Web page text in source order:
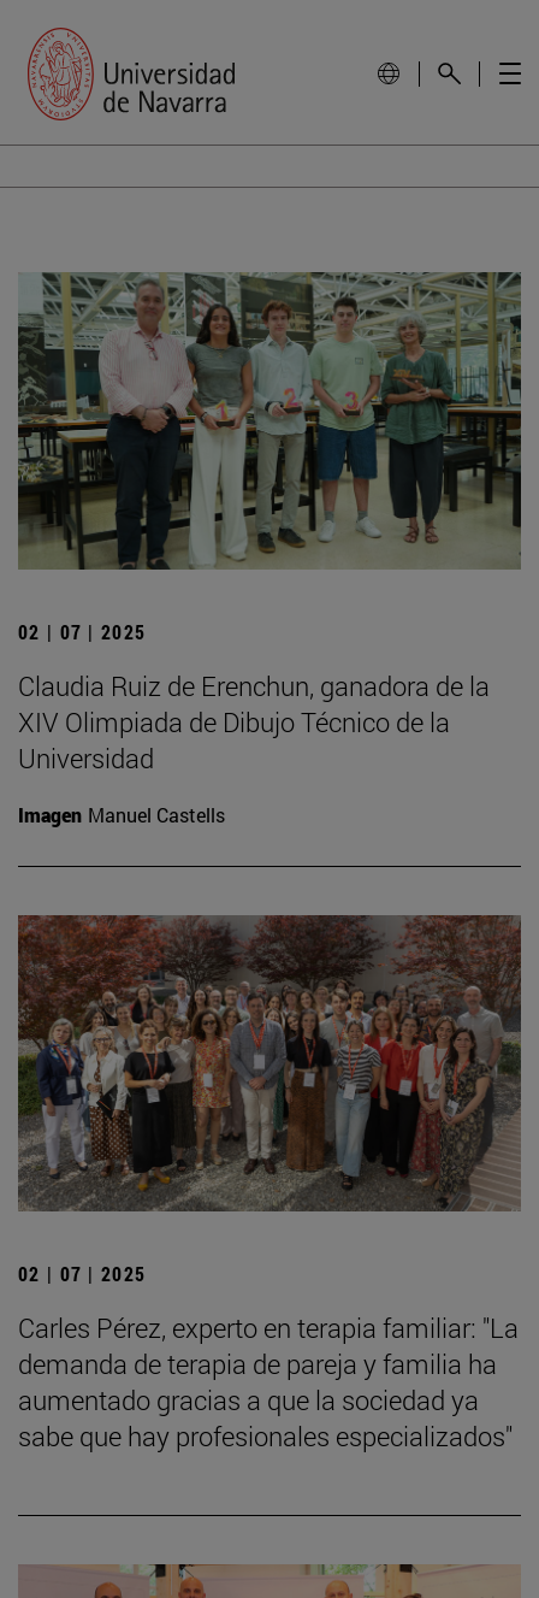
02 | 07 | 2025
Claudia Ruiz de Erenchun, ganadora de la
XIV Olimpiada de Dibujo Técnico de la
Universidad
Imagen Manuel Castells
02 | 07 | 2025
Carles Pérez, experto en terapia familiar: "La
demanda de terapia de pareja y familia ha
aumentado gracias a que la sociedad ya
sabe que hay profesionales especializados"